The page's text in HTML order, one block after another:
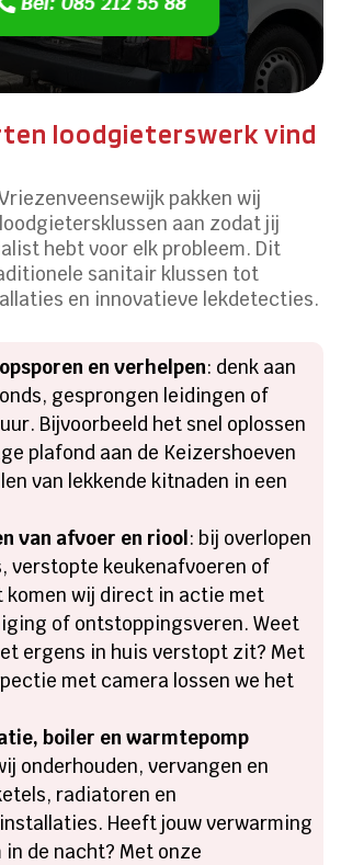
loodgieterswerk vind
pakken wij
aan zodat jij
hebt voor elk probleem. Dit
sanitair klussen tot
en innovatieve lekdetecties.
en verhelpen: denk aan
gesprongen leidingen of
Bijvoorbeeld het snel oplossen
plafond aan de Keizershoeven
van lekkende kitnaden in een
van afvoer en riool: bij overlopen
verstopte keukenafvoeren of
komen wij direct in actie met
of ontstoppingsveren. Weet
ergens in huis verstopt zit? Met
met camera lossen we het
boiler en warmtepomp
onderhouden, vervangen en
radiatoren en
Heeft jouw verwarming
in de nacht? Met onze